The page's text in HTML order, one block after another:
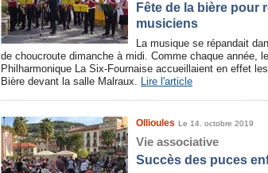
Fête de la bière pour
musiciens
La musique se répandait
de choucroute dimanche à midi. Comme chaque année,
Philharmonique La Six-Fournaise accueillaient en effet
Bière devant la salle Malraux. Lire l'article
Ollioules Le 14. octobre 2019
Vie associative
Succès des puces